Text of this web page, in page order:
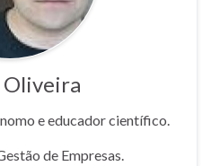
Oliveira
e educador científico.
de Empresas.